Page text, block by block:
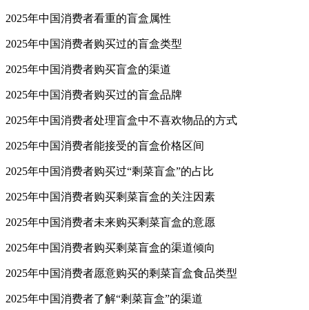
2025年中国消费者看重的盲盒属性
2025年中国消费者购买过的盲盒类型
2025年中国消费者购买盲盒的渠道
2025年中国消费者购买过的盲盒品牌
2025年中国消费者处理盲盒中不喜欢物品的方式
2025年中国消费者能接受的盲盒价格区间
2025年中国消费者购买过“剩菜盲盒”的占比
2025年中国消费者购买剩菜盲盒的关注因素
2025年中国消费者未来购买剩菜盲盒的意愿
2025年中国消费者购买剩菜盲盒的渠道倾向
2025年中国消费者愿意购买的剩菜盲盒食品类型
2025年中国消费者了解“剩菜盲盒”的渠道